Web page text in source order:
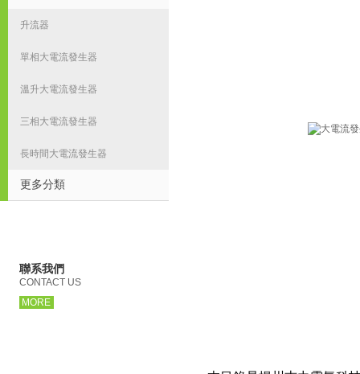
升流器
單相大電流發生器
溫升大電流發生器
三相大電流發生器
長時間大電流發生器
更多分類
聯系我們
CONTACT US
MORE